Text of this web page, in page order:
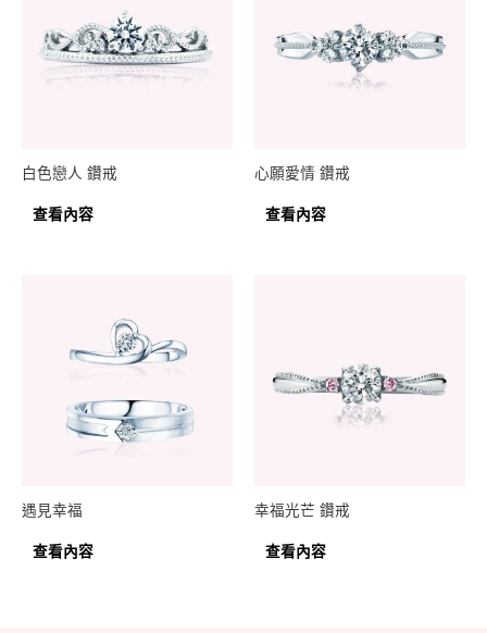
白色戀人 鑽戒
查看內容
心願愛情 鑽戒
查看內容
遇見幸福
查看內容
幸福光芒 鑽戒
查看內容